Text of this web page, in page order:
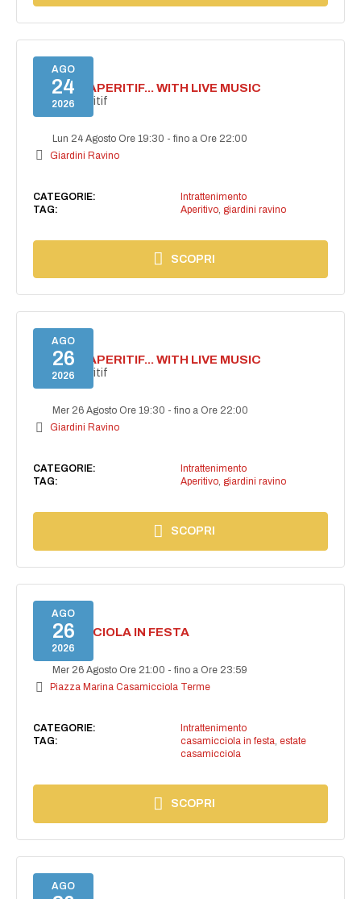
AGO
24
2026
SECRET APERITIF... WITH LIVE MUSIC
Secret aperitif
Lun 24 Agosto Ore 19:30 -fino a Ore 22:00
Giardini Ravino
CATEGORIE:
Intrattenimento
TAG:
Aperitivo, giardini ravino
SCOPRI
AGO
26
2026
SECRET APERITIF... WITH LIVE MUSIC
Secret aperitif
Mer 26 Agosto Ore 19:30 -fino a Ore 22:00
Giardini Ravino
CATEGORIE:
Intrattenimento
TAG:
Aperitivo, giardini ravino
SCOPRI
AGO
26
2026
CASAMICCIOLA IN FESTA
Mer 26 Agosto Ore 21:00 -fino a Ore 23:59
Piazza Marina Casamicciola Terme
CATEGORIE:
Intrattenimento
TAG:
casamicciola in festa, estate
casamicciola
SCOPRI
AGO